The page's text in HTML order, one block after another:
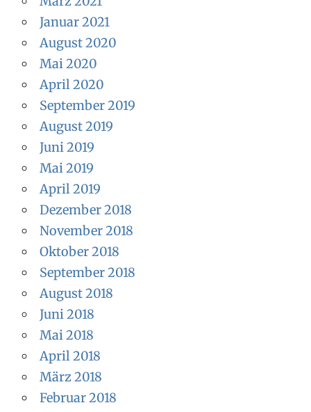
Januar 2021
August 2020
Mai 2020
April 2020
September 2019
August 2019
Juni 2019
Mai 2019
April 2019
Dezember 2018
November 2018
Oktober 2018
September 2018
August 2018
Juni 2018
Mai 2018
April 2018
März 2018
Februar 2018